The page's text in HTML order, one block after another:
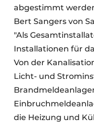
abgestimmt
Bert Sangers von
"Als
Installationen für
Von der
Licht- und
die Heizung und